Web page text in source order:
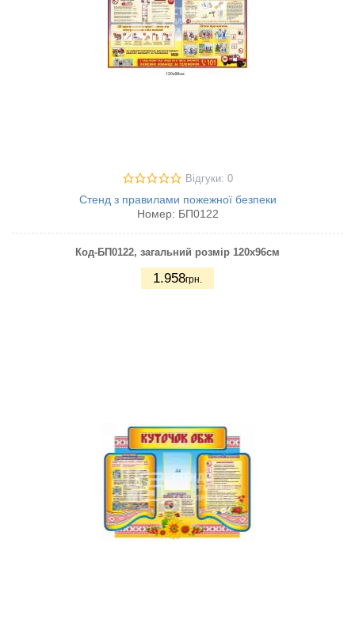
Відгуки: 0
Стенд з правилами пожежної безпеки
Номер: БП0122
Код-БП0122, загальний розмір 120х96см
1.958грн.